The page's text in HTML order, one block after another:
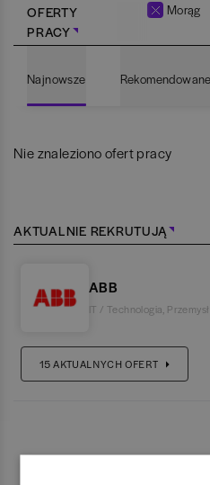
OFERTY
PRACY
Morąg
Najnowsze Rekomendowane
Nie znaleziono ofert pracy
AKTUALNIE REKRUTUJĄ
ABB
IT / Technologia Przemysł
15AKTUALNYCH OFERT